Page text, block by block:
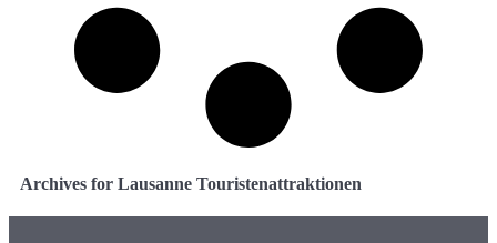
Archives for Lausanne Touristenattraktionen